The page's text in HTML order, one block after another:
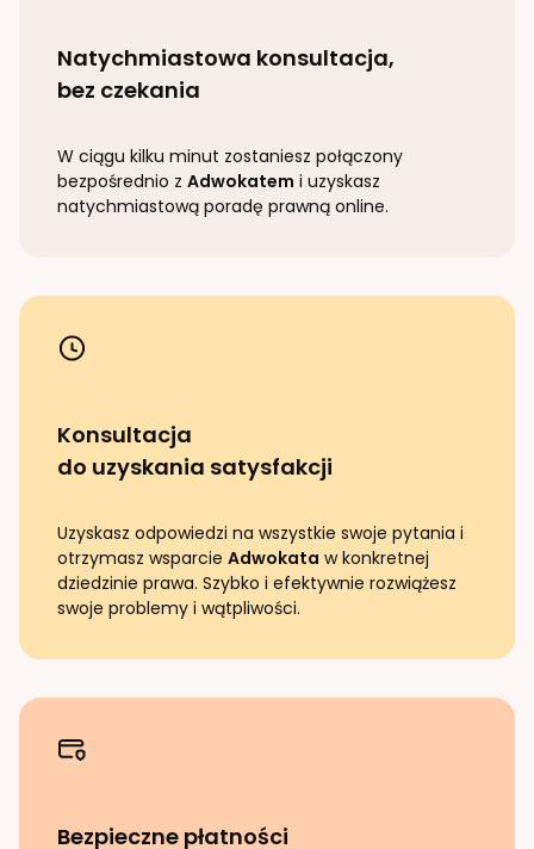
Natychmiastowa konsultacja,
bez czekania
W ciągu kilku minut zostaniesz połączony
bezpośrednio z Adwokatem i uzyskasz
natychmiastową poradę prawną online.
Konsultacja
do uzyskania satysfakcji
Uzyskasz odpowiedzi na wszystkie swoje pytania i
otrzymasz wsparcie Adwokata w konkretnej
dziedzinie prawa. Szybko i efektywnie rozwiążesz
swoje problemy i wątpliwości.
Bezpieczne płatności